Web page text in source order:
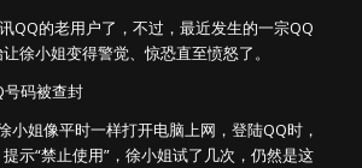
QQ的老用户了，不过，最近发生的一宗QQ
徐小姐变得警觉、惊恐直至愤怒了。
码被查封
姐像平时一样打开电脑上网，登陆QQ时，
示“禁止使用”，徐小姐试了几次，仍然是这